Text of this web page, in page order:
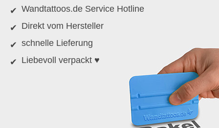
Wandtattoos.de Service Hotline
Direkt vom Hersteller
schnelle Lieferung
Liebevoll verpackt ♥